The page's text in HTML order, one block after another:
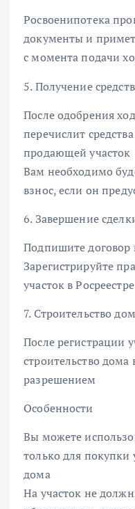
Росвоенипотека
документы и
с момента подачи
5. Получение средств
После одобрения
перечислит
продающей участок
Вам необходимо
взнос, если он
6. Завершение
Подпишите
Зарегистрируйте
участок в Росреестре
7. Строительство
После регистрации
строительство дома
разрешением
Особенности
Вы можете
только для покупки
дома
На участок не